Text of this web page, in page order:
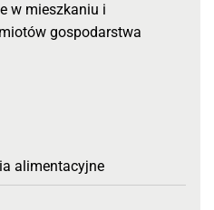
w mieszkaniu i
gospodarstwa
alimentacyjne